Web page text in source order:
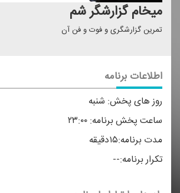
میخام گزارشگر شم
تمرین گزارشگری و فوت و فن آن
اطلاعات برنامه
روز های پخش: شنبه
ساعت پخش برنامه:
مدت برنامه:۱۵دقیقه
تکرار برنامه:--